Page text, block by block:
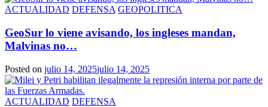
ACTUALIDAD DEFENSA GEOPOLITICA
GeoSur lo viene avisando, los ingleses mandan,
Malvinas no…
Posted on julio 14, 2025julio 14, 2025
ACTUALIDAD DEFENSA